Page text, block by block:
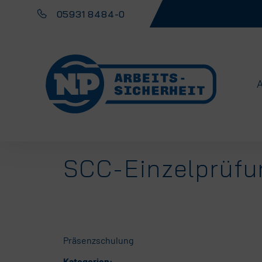
05931 8484-0
SCC-
Präsenzschulung